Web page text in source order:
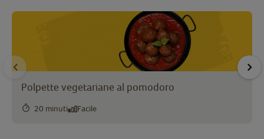
Polpette vegetariane al pomodoro
20 minuti Facile